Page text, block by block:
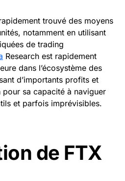
trouvé des moyens
notamment en utilisant
de trading
Research est rapidement
dans l’écosystème des
d’importants profits et
sa capacité à naviguer
et parfois imprévisibles.
de FTX